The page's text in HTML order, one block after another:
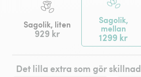
Sagolik, liten
929 kr
Sagolik,
mellan
1299 kr
Det lilla extra som gör skillnad